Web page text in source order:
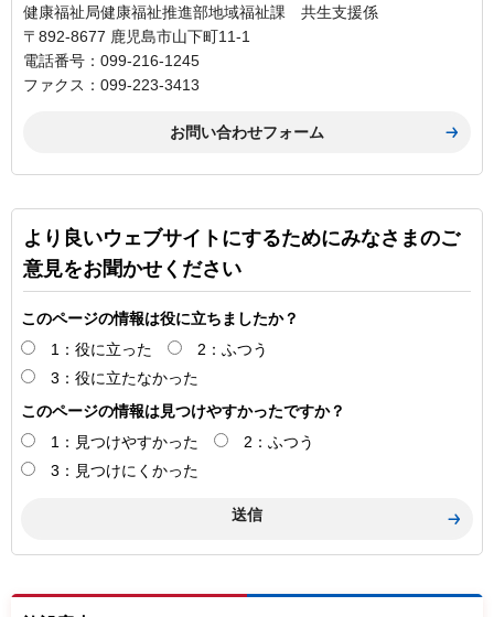
健康福祉局健康福祉推進部地域福祉課 共生支援係
〒892-8677 鹿児島市山下町11-1
電話番号：099-216-1245
ファクス：099-223-3413
より良いウェブサイトにするためにみなさまのご
意見をお聞かせください
このページの情報は役に立ちましたか？
1：役に立った
2：ふつう
3：役に立たなかった
このページの情報は見つけやすかったですか？
1：見つけやすかった
2：ふつう
3：見つけにくかった